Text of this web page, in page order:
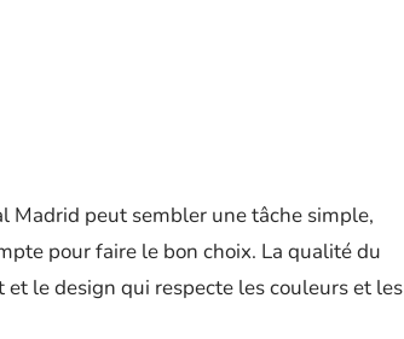
Madrid peut sembler une tâche simple,
pour faire le bon choix. La qualité du
le design qui respecte les couleurs et les